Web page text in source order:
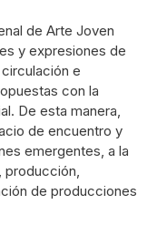
de Arte Joven
y expresiones de
e
con la
De esta manera,
de encuentro y
emergentes, a la
producción,
de producciones